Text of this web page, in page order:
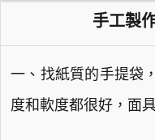
手工製
一、找紙質的手提袋
度和軟度都很好，面